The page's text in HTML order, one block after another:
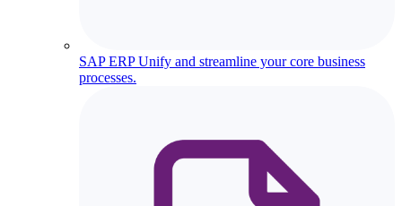
SAP ERP Unify and streamline your core business
processes.